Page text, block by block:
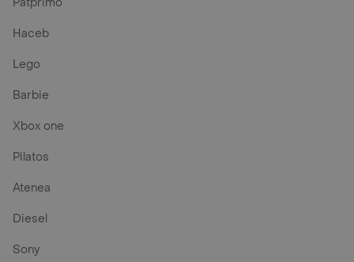
Haceb
Lego
Barbie
Xbox one
Pilatos
Atenea
Diesel
Sony